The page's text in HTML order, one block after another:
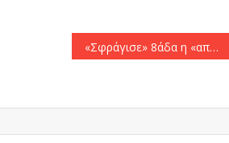
«Σφράγισε» 8άδα η «απόλυτη» Λίβερπουλ κόντρα στη Τζιρόνα (0-1)